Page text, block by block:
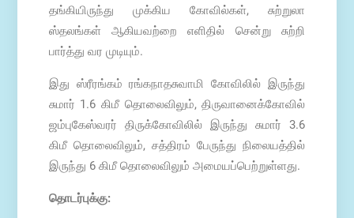
தங்கியிருந்து முக்கிய கோவில்கள், சுற்றுலா
ஸ்தலங்கள் ஆகியவற்றை எளிதில் சென்று சுற்றி
பார்த்து வர முடியும்.
இது ஸ்ரீரங்கம் ரங்கநாதசுவாமி கோவிலில் இருந்து
சுமார் 1.6 கிமீ தொலைவிலும், திருவானைக்கோவில்
ஜம்புகேஸ்வரர் திருக்கோவிலில் இருந்து சுமார் 3.6
கிமீ தொலைவிலும், சத்திரம் பேருந்து நிலையத்தில்
இருந்து 6 கிமீ தொலைவிலும் அமையப்பெற்றுள்ளது.
தொடர்புக்கு: